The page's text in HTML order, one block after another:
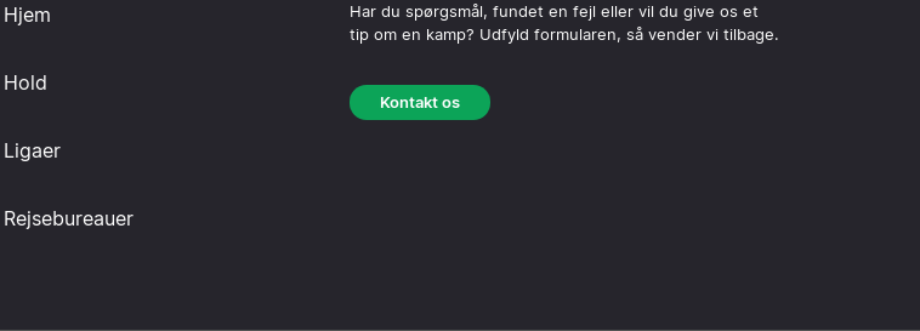
Hjem
Hold
Ligaer
Rejsebureauer
Har du spørgsmål, fundet en fejl eller vil du give os et
tip om en kamp? Udfyld formularen, så vender vi tilbage.
Kontakt os